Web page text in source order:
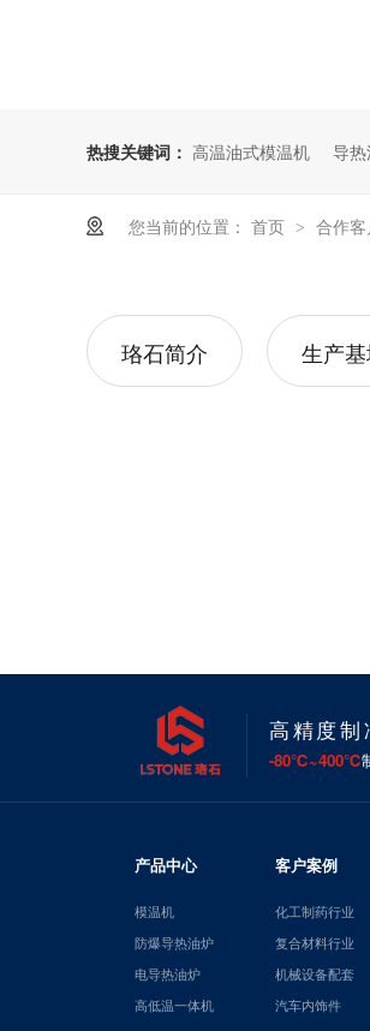
热搜关键词： 高温油式模温机 导
您当前的位置： 首页 > 合作客
珞石简介 生产
高精度制
-80℃~400℃
产品中心
模温机
防爆导热油炉
电导热油炉
高低温一体机
客户案例
化工制药行业
复合材料行业
机械设备配套
汽车内饰件